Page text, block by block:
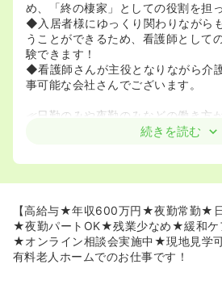
め、「終の棲家」としての役割を担
◆入居者様にゆっくり関わりながら
うことができるため、看護師として
験できます！
◆看護師さんが主役となりながら介
事可能な会社さんでございます。
≪日勤のみや夜勤のみなどの働き方
両立しながらお仕事できる会社さん
パートの働き方も可能です。
与のご提示がございますよ♪
◆残業も5～10時間以内と委員会や
んのでプライベートと両立しながら
続きを読む
【高給与★年収600万円★夜勤常勤★
★夜勤パートOK★残業少なめ★緩和ケ
★オンライン相談会実施中★現地見学
有料老人ホームでのお仕事です！